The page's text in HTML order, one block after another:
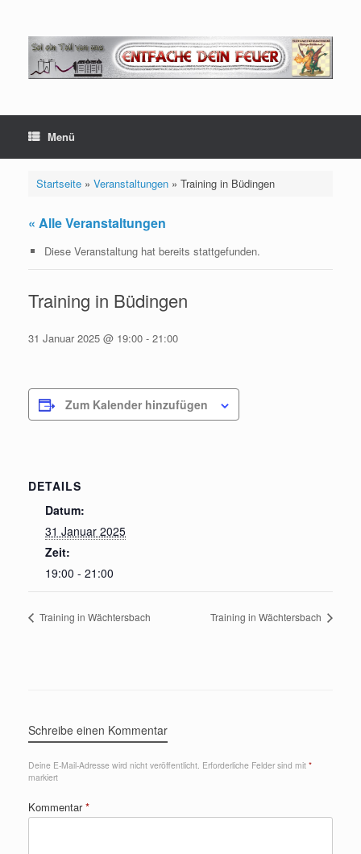
springen
Menü
Startseite» Veranstaltungen» Training in Büdingen
« Alle Veranstaltungen
Diese Veranstaltung hat bereits stattgefunden.
Training in Büdingen
31 Januar 2025 @ 19:00 - 21:00
Zum Kalender hinzufügen
DETAILS
Datum:
31 Januar 2025
Zeit:
19:00 - 21:00
Training in Wächtersbach Training in Wächtersbach
Schreibe einen Kommentar
Deine E-Mail-Adresse wird nicht veröffentlicht. Erforderliche Felder sind mit *
markiert
Kommentar*